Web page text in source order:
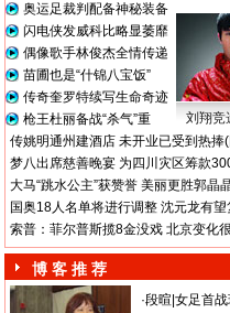
奥运足裁判配备神秘装备
闪电侠发威科比略显萎靡
偶像歌手林俊杰全情传递
苗圃也是“什锦八宝饭”
传奇奎罗特续写生命奇迹
枪王杜丽备战“杀气”重
刘翔竞
传姚明通州建酒店 未开业已受到热捧
梦八出席慈善晚宴 为四川灾区筹款
大马“跳水公主”获赞誉 美丽更胜郭晶
国奥18人名单将进行调整 沈元龙有望
索普：菲尔普斯揽8金没戏 北京变化
博 客 推 荐
·段暄 女足首